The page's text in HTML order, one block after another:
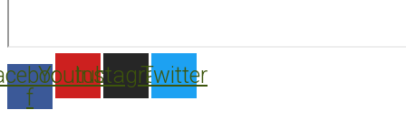
f
Youtube
Instagram
Twitter